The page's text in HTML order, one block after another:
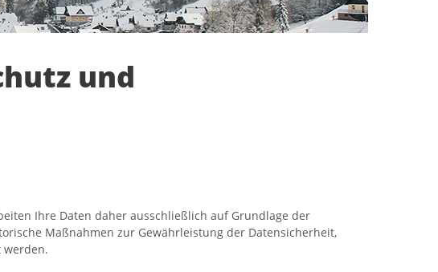
und
Ihre Daten daher ausschließlich auf Grundlage der
Maßnahmen zur Gewährleistung der Datensicherheit,
werden.